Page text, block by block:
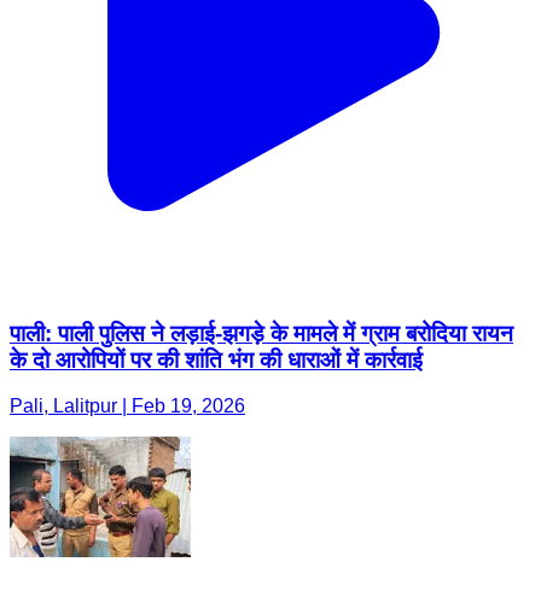
पाली: पाली पुलिस ने लड़ाई-झगड़े के मामले में ग्राम बरोदिया रायन
के दो आरोपियों पर की शांति भंग की धाराओं में कार्रवाई
Pali, Lalitpur | Feb 19, 2026